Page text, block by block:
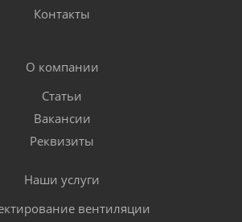
Контакты
О компании
Статьи
Вакансии
Реквизиты
Наши услуги
вентиляции